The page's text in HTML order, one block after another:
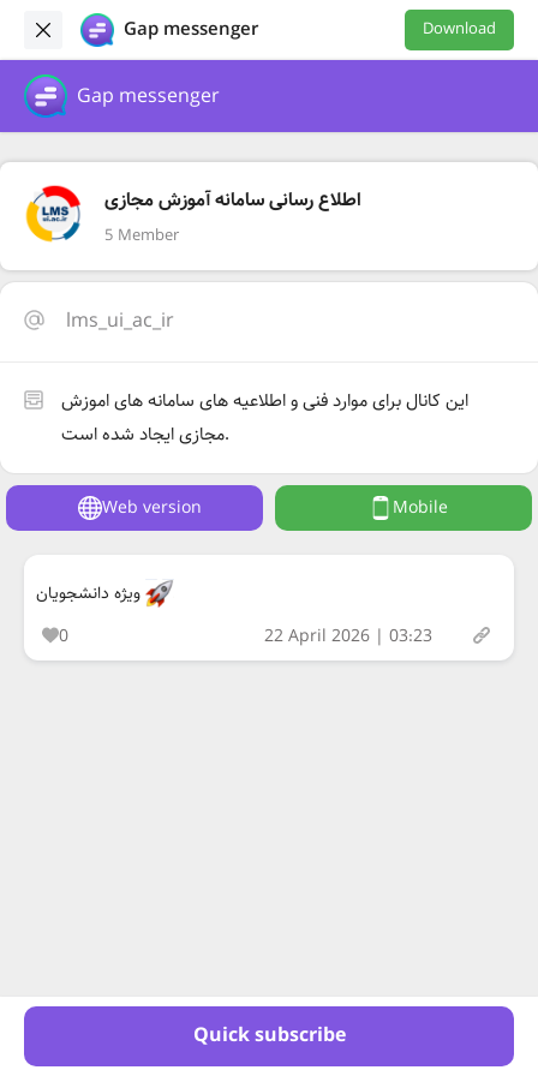
Gap messenger Download
Gap messenger
اطلاع رسانی سامانه آموزش مجازی
5 Member
lms_ui_ac_ir
این کانال برای موارد فنی و اطلاعیه های سامانه های اموزش
مجازی ایجاد شده است.
Quick subscribe
Web version Mobile
ویژه دانشجویان
0
22 April 2026 | 03:23